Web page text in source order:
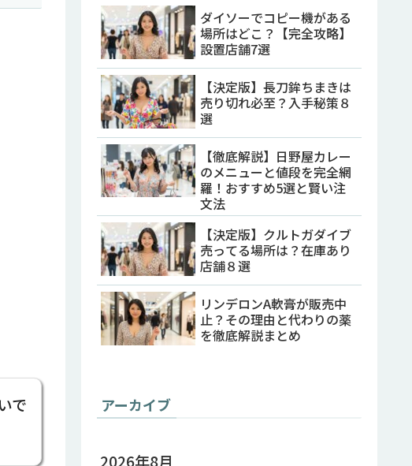
で
ダイソーでコピー機がある
場所はどこ？【完全攻略】
設置店舗7選
【決定版】長刀鉾ちまきは
売り切れ必至？入手秘策８
選
【徹底解説】日野屋カレー
のメニューと値段を完全網
羅！おすすめ5選と賢い注
文法
【決定版】クルトガダイブ
売ってる場所は？在庫あり
店舗８選
リンデロンA軟膏が販売中
止？その理由と代わりの薬
を徹底解説まとめ
アーカイブ
2026年8月